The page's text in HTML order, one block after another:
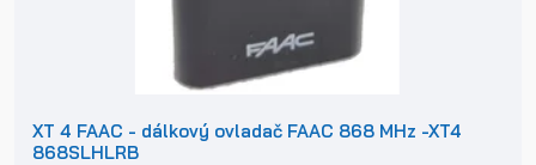
XT 4 FAAC - dálkový ovladač FAAC 868 MHz -XT4
868SLHLRB